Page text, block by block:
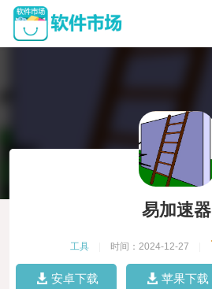
易加速器
工具 时间：2024-12-27
安卓下载 苹果下载